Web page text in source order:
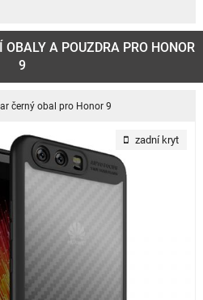
A POUZDRA PRO HONOR
9
černý obal pro Honor 9
zadní kryt